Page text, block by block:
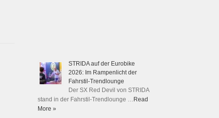
STRIDA auf der Eurobike
2026: Im Rampenlicht der
Fahrstil-Trendlounge
Der SX Red Devil von STRIDA
stand in der Fahrstil-Trendlounge …Read
More »